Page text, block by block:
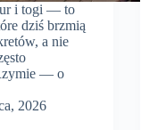
i togi — to
dziś brzmią
a nie
— o
2026